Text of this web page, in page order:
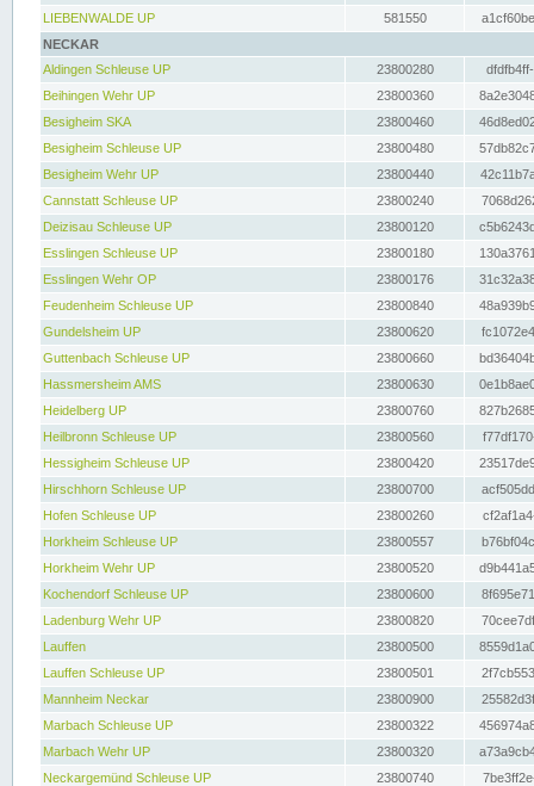
LIEBENWALDE UP
581550
NECKAR
Aldingen Schleuse UP
23800280
Beihingen Wehr UP
23800360
Besigheim SKA
23800460
Besigheim Schleuse UP
23800480
Besigheim Wehr UP
23800440
Cannstatt Schleuse UP
23800240
Deizisau Schleuse UP
23800120
Esslingen Schleuse UP
23800180
Esslingen Wehr OP
23800176
Feudenheim Schleuse UP
23800840
Gundelsheim UP
23800620
Guttenbach Schleuse UP
23800660
Hassmersheim AMS
23800630
Heidelberg UP
23800760
Heilbronn Schleuse UP
23800560
Hessigheim Schleuse UP
23800420
Hirschhorn Schleuse UP
23800700
Hofen Schleuse UP
23800260
Horkheim Schleuse UP
23800557
Horkheim Wehr UP
23800520
Kochendorf Schleuse UP
23800600
Ladenburg Wehr UP
23800820
Lauffen
23800500
Lauffen Schleuse UP
23800501
Mannheim Neckar
23800900
Marbach Schleuse UP
23800322
Marbach Wehr UP
23800320
Neckargemünd Schleuse UP
23800740